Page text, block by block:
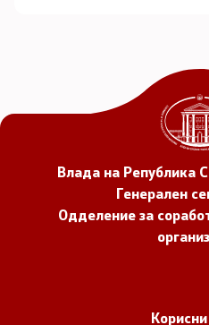
Влада на Република
Генерален
Одделение за